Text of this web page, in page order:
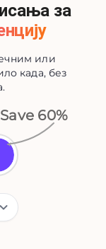
за
или
када, без
60%